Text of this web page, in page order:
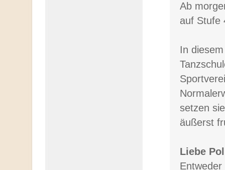
Ab
auf Stufe
In
setzen
äußerst
Liebe